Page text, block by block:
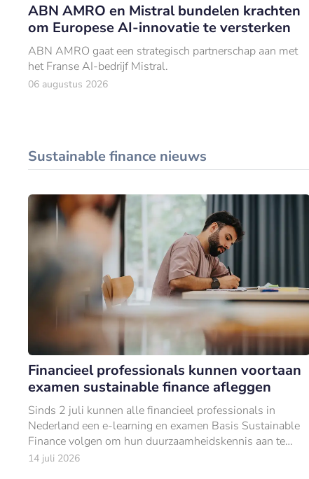
ABN AMRO en Mistral bundelen krachten
om Europese AI-innovatie te versterken
ABN AMRO gaat een strategisch partnerschap aan met
het Franse AI-bedrijf Mistral.
06 augustus 2026
Sustainable finance nieuws
Financieel professionals kunnen voortaan
examen sustainable finance afleggen
Sinds 2 juli kunnen alle financieel professionals in
Nederland een e-learning en examen Basis Sustainable
Finance volgen om hun duurzaamheidskennis aan te
tonen.
14 juli 2026